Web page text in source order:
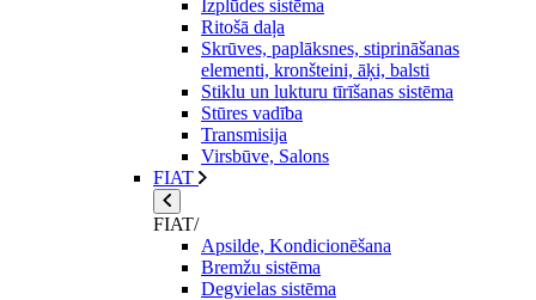
Izplūdes sistēma
Ritošā daļa
Skrūves, paplāksnes, stiprināšanas
elementi, kronšteini, āķi, balsti
Stiklu un lukturu tīrīšanas sistēma
Stūres vadība
Transmisija
Virsbūve, Salons
FIAT
FIAT/
Apsilde, Kondicionēšana
Bremžu sistēma
Degvielas sistēma